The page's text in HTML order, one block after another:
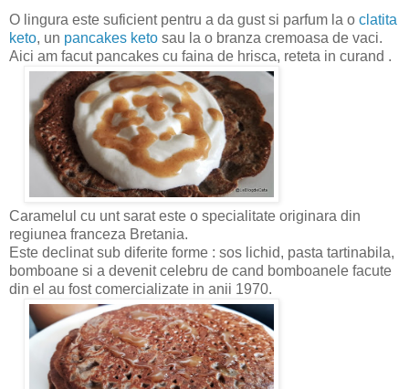
O lingura este suficient pentru a da gust si parfum la o clatita
keto, un pancakes keto sau la o branza cremoasa de vaci.
Aici am facut pancakes cu faina de hrisca, reteta in curand .
Caramelul cu unt sarat este o specialitate originara din
regiunea franceza Bretania.
Este declinat sub diferite forme : sos lichid, pasta tartinabila,
bomboane si a devenit celebru de cand bomboanele facute
din el au fost comercializate in anii 1970.